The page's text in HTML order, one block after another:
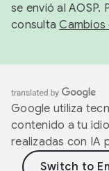
se envió al AOSP.
consultaCambios
Google utiliza
contenido a tu
realizadas con IA